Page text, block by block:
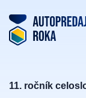
11. ročník